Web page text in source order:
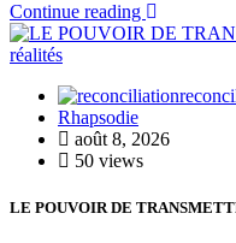
Continue reading
Rhapsodie
août 8, 2026
50 views
LE POUVOIR DE